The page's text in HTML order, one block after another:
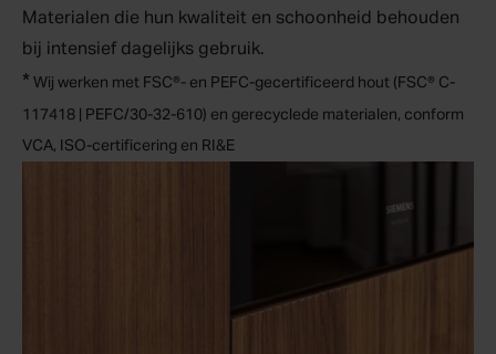
Materialen die hun kwaliteit en schoonheid behouden
bij intensief dagelijks gebruik.
* Wij werken met FSC®- en PEFC-gecertificeerd hout (FSC® C-
117418 | PEFC/30-32-610) en gerecyclede materialen, conform
VCA, ISO-certificering en RI&E